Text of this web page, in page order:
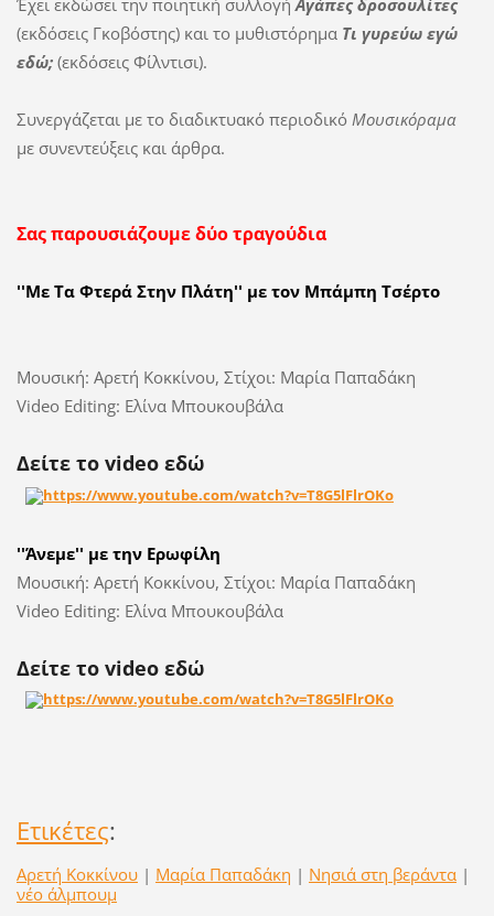
Έχει εκδώσει την ποιητική συλλογήΑγάπες δροσουλίτες
(εκδόσεις Γκοβόστης) και το μυθιστόρημα Τι γυρεύω εγώ
εδώ;(εκδόσεις Φίλντισι).
Συνεργάζεται με το διαδικτυακό περιοδικό Μουσικόραμα
με συνεντεύξεις και άρθρα.
Σας παρουσιάζουμε δύο τραγούδια
''Με Τα Φτερά Στην Πλάτη'' με τον Μπάμπη Τσέρτο
Μουσική: Αρετή Κοκκίνου, Στίχοι: Μαρία Παπαδάκη
Video Editing: Ελίνα Μπουκουβάλα
Δείτε το video εδώ
''Άνεμε'' με την Ερωφίλη
Μουσική: Αρετή Κοκκίνου, Στίχοι: Μαρία Παπαδάκη
Video Editing: Ελίνα Μπουκουβάλα
Δείτε το video εδώ
Ετικέτες:
Αρετή Κοκκίνου | Μαρία Παπαδάκη | Νησιά στη βεράντα |
νέο άλμπουμ